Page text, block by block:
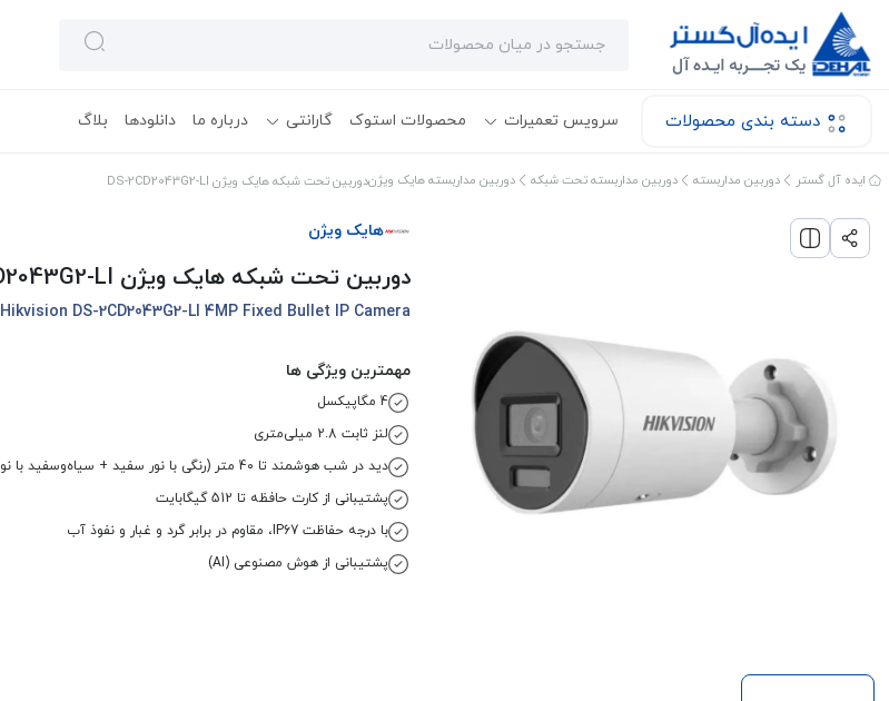
دسته بندی محصولات سرویس تعمیرات محصولات استوک گارانتی درباره ما دانلودها بلاگ
ایده آل گستر دوربین مداربسته دوربین مداربسته تحت شبکه دوربین مداربسته هایک ویژندوربین تحت شبکه هایک ویژن DS-2CD2043G2-LI
هایک ویژن
دوربین تحت شبکه هایک ویژن DS-2CD2043G2-LI
Hikvision DS-2CD2043G2-LI 4MP Fixed Bullet IP Camera
مهمترین ویژگی ها
4 مگاپیکسل
لنز ثابت 2.8 میلی‌متری
دید در شب هوشمند تا 4۰ متر (رنگی با نور سفید + سیاه‌وسفید با نور مادون قرمز)
پشتیبانی از کارت حافظه تا 512 گیگابایت
با درجه حفاظت IP67، مقاوم در برابر گرد و غبار و نفوذ آب
پشتیبانی از هوش مصنوعی (AI)